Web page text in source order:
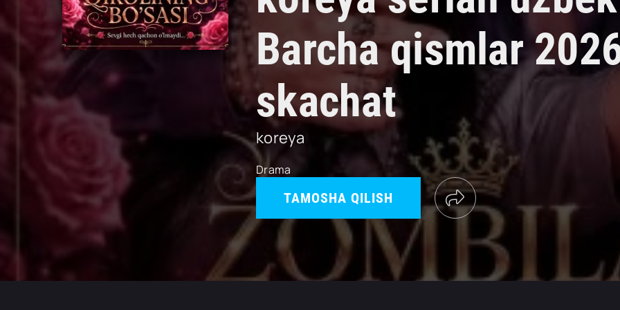
Barcha qismlar
skachat
koreya
Drama
TAMOSHA QILISH